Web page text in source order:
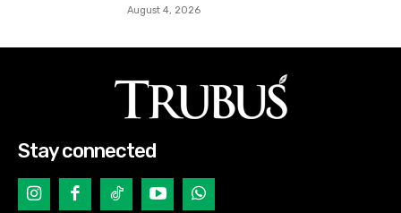
August 4, 2026
Stay connected